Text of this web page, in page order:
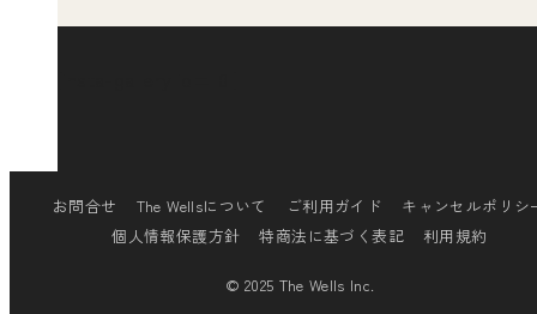
お問合せ The Wellsについて ご利用ガイド
キャンセルポリシ
個人情報保護方針
特商法に基づく表記 利用規約
© 2025 The Wells Inc.